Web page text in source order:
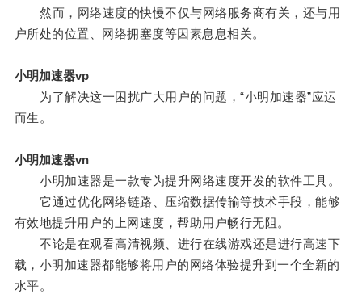
然而，网络速度的快慢不仅与网络服务商有关，还与用
户所处的位置、网络拥塞度等因素息息相关。
小明加速器vp
为了解决这一困扰广大用户的问题，“小明加速器”应运
而生。
小明加速器vn
小明加速器是一款专为提升网络速度开发的软件工具。
它通过优化网络链路、压缩数据传输等技术手段，能够
有效地提升用户的上网速度，帮助用户畅行无阻。
不论是在观看高清视频、进行在线游戏还是进行高速下
载，小明加速器都能够将用户的网络体验提升到一个全新的
水平。